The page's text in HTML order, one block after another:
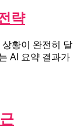
략
황이 완전히
AI 요약 결과가